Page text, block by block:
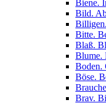
Biene.
Bild.
Bitte.
Blaß.
Blume.
Boden.
Böse.
Brav.